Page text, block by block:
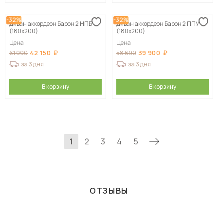
-32%
Диван аккордеон Барон 2 НПБ
(180х200)
Цена
61 990 42 150
за 3 дня
В корзину
-32%
Диван аккордеон Барон 2 ППУ
(180х200)
Цена
58 690 39 900
за 3 дня
В корзину
1 2 3 4 5
ОТЗЫВЫ